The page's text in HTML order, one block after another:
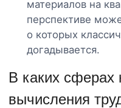
материалов на
перспективе
о которых
догадывается.
В каких сферах
вычисления